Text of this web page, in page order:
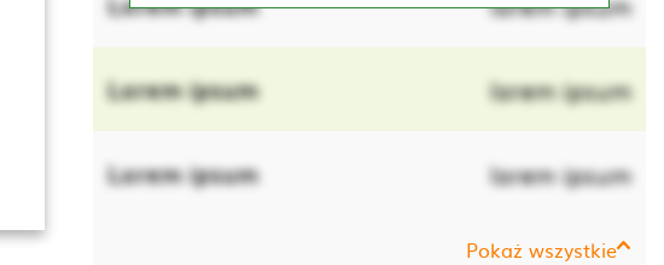
Lorem ipsum lorem ipsum
Lorem ipsum lorem ipsum
Pokaż wszystkie